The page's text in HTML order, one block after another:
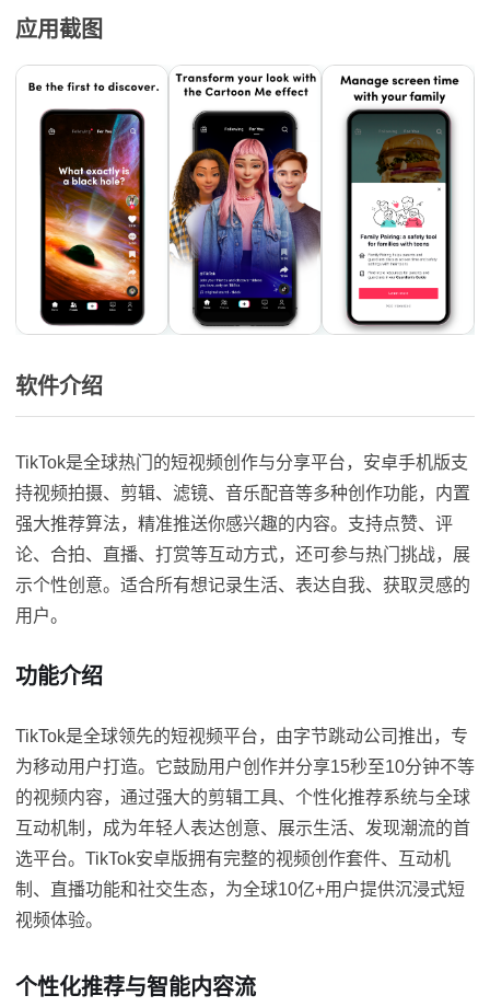
应用截图
软件介绍
TikTok是全球热门的短视频创作与分享平台，安卓手机版支
持视频拍摄、剪辑、滤镜、音乐配音等多种创作功能，内置
强大推荐算法，精准推送你感兴趣的内容。支持点赞、评
论、合拍、直播、打赏等互动方式，还可参与热门挑战，展
示个性创意。适合所有想记录生活、表达自我、获取灵感的
用户。
功能介绍
TikTok是全球领先的短视频平台，由字节跳动公司推出，专
为移动用户打造。它鼓励用户创作并分享15秒至10分钟不等
的视频内容，通过强大的剪辑工具、个性化推荐系统与全球
互动机制，成为年轻人表达创意、展示生活、发现潮流的首
选平台。TikTok安卓版拥有完整的视频创作套件、互动机
制、直播功能和社交生态，为全球10亿+用户提供沉浸式短
视频体验。
个性化推荐与智能内容流